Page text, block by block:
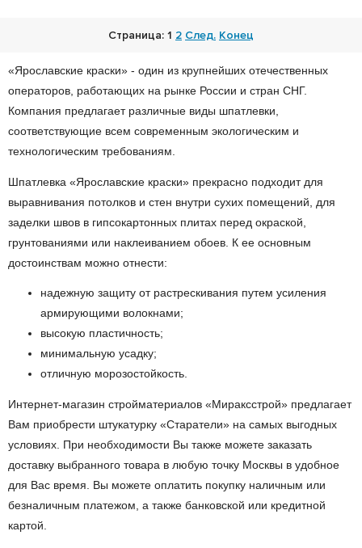
Страница: 1 2 След. Конец
«Ярославские краски» - один из крупнейших отечественных
операторов, работающих на рынке России и стран СНГ.
Компания предлагает различные виды шпатлевки,
соответствующие всем современным экологическим и
технологическим требованиям.
Шпатлевка «Ярославские краски» прекрасно подходит для
выравнивания потолков и стен внутри сухих помещений, для
заделки швов в гипсокартонных плитах перед окраской,
грунтованиями или наклеиванием обоев. К ее основным
достоинствам можно отнести:
надежную защиту от растрескивания путем усиления
армирующими волокнами;
высокую пластичность;
минимальную усадку;
отличную морозостойкость.
Интернет-магазин стройматериалов «Мираксстрой» предлагает
Вам приобрести штукатурку «Старатели» на самых выгодных
условиях. При необходимости Вы также можете заказать
доставку выбранного товара в любую точку Москвы в удобное
для Вас время. Вы можете оплатить покупку наличным или
безналичным платежом, а также банковской или кредитной
картой.